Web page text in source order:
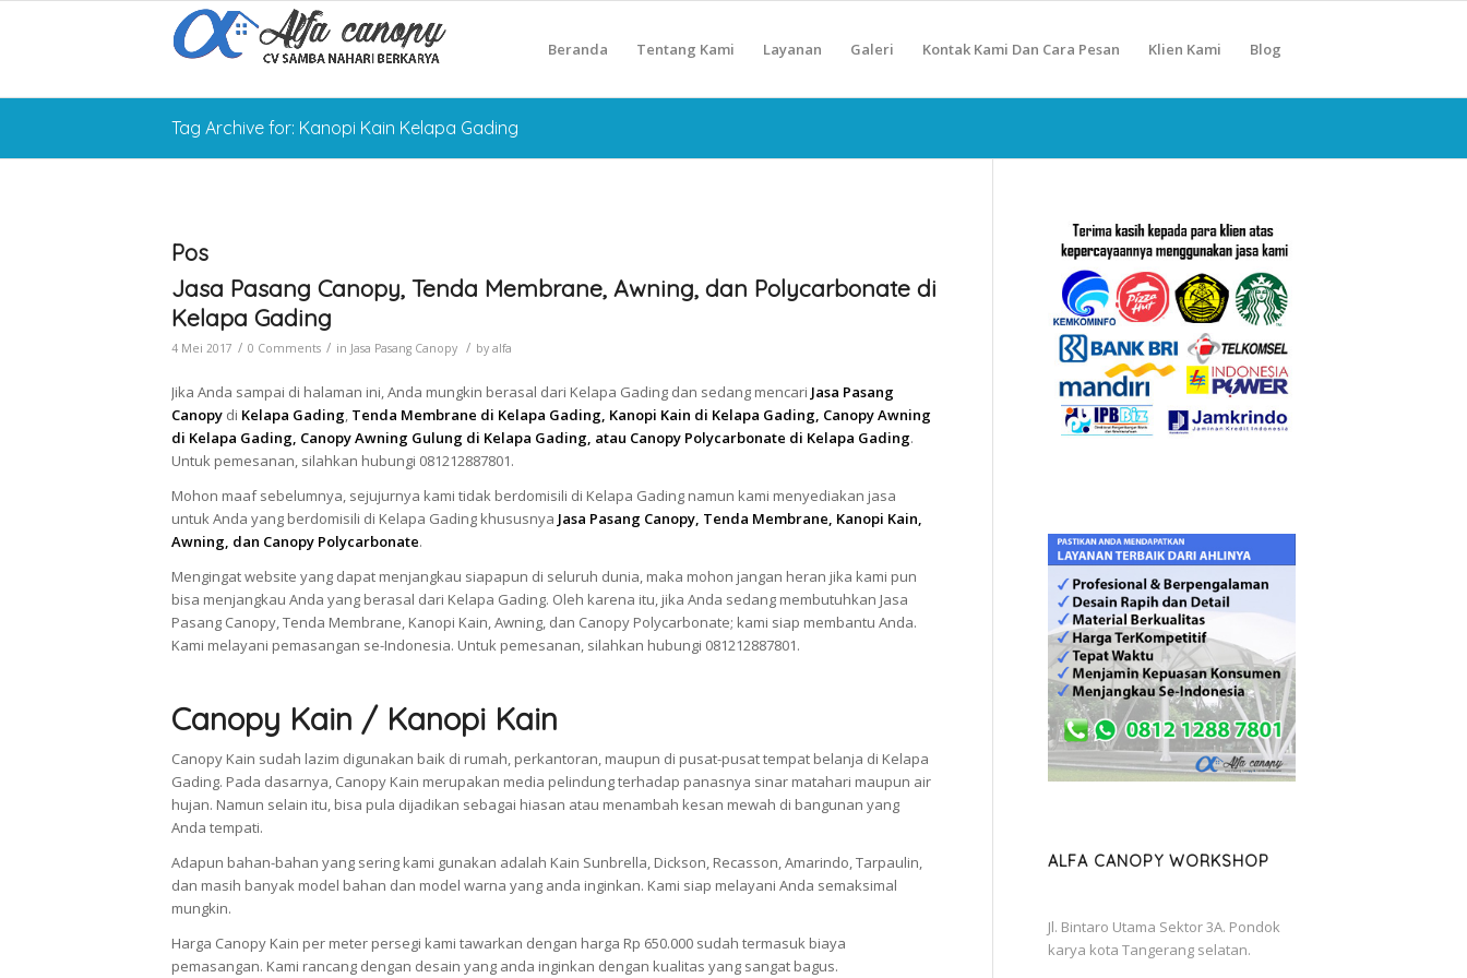
Beranda Tentang Kami Layanan Galeri Kontak Kami Dan Cara Pesan Klien Kami Blog
Tag Archive for: Kanopi Kain Kelapa Gading
Pos
Jasa Pasang Canopy, Tenda Membrane, Awning, dan Polycarbonate di
Kelapa Gading
4 Mei 2017 / 0 Comments / in Jasa Pasang Canopy / by alfa
Jika Anda sampai di halaman ini, Anda mungkin berasal dari Kelapa Gading dan sedang mencari Jasa Pasang
Canopy di Kelapa Gading, Tenda Membrane di Kelapa Gading, Kanopi Kain di Kelapa Gading, Canopy Awning
di Kelapa Gading, Canopy Awning Gulung di Kelapa Gading, atau Canopy Polycarbonate di Kelapa Gading.
Untuk pemesanan, silahkan hubungi 081212887801.
Mohon maaf sebelumnya, sejujurnya kami tidak berdomisili di Kelapa Gading namun kami menyediakan jasa
untuk Anda yang berdomisili di Kelapa Gading khususnya Jasa Pasang Canopy, Tenda Membrane, Kanopi Kain,
Awning, dan Canopy Polycarbonate.
Mengingat website yang dapat menjangkau siapapun di seluruh dunia, maka mohon jangan heran jika kami pun
bisa menjangkau Anda yang berasal dari Kelapa Gading. Oleh karena itu, jika Anda sedang membutuhkan Jasa
Pasang Canopy, Tenda Membrane, Kanopi Kain, Awning, dan Canopy Polycarbonate; kami siap membantu Anda.
Kami melayani pemasangan se-Indonesia. Untuk pemesanan, silahkan hubungi 081212887801.
Canopy Kain / Kanopi Kain
Canopy Kain sudah lazim digunakan baik di rumah, perkantoran, maupun di pusat-pusat tempat belanja di Kelapa
Gading. Pada dasarnya, Canopy Kain merupakan media pelindung terhadap panasnya sinar matahari maupun air
hujan. Namun selain itu, bisa pula dijadikan sebagai hiasan atau menambah kesan mewah di bangunan yang
Anda tempati.
Adapun bahan-bahan yang sering kami gunakan adalah Kain Sunbrella, Dickson, Recasson, Amarindo, Tarpaulin,
dan masih banyak model bahan dan model warna yang anda inginkan. Kami siap melayani Anda semaksimal
mungkin.
Harga Canopy Kain per meter persegi kami tawarkan dengan harga Rp 650.000 sudah termasuk biaya
pemasangan. Kami rancang dengan desain yang anda inginkan dengan kualitas yang sangat bagus.
ALFA CANOPY WORKSHOP
Jl. Bintaro Utama Sektor 3A. Pondok
karya kota Tangerang selatan.